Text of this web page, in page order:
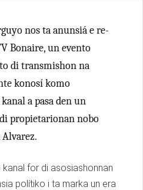
nos ta anunsiá e re-
Bonaire, un evento
di transmishon na
konosí komo
a pasa den un
propietarionan nobo
for di asosiashonnan
polítiko i ta marka un era